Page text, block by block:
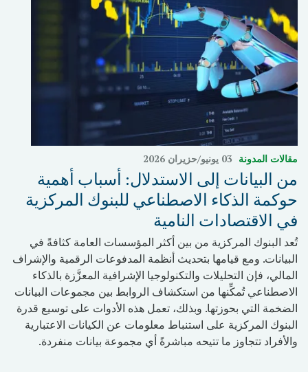
مقالات المدونة 03 يونيو/حزيران 2026
من البيانات إلى الاستدلال: أسباب أهمية
حوكمة الذكاء الاصطناعي للبنوك المركزية
في الاقتصادات النامية
تُعد البنوك المركزية من بين أكثر المؤسسات العامة كثافةً في
البيانات. ومع قيامها بتحديث أنظمة المدفوعات الرقمية والإشراف
المالي، فإن التحليلات والتكنولوجيا الإشرافية المعزَّزة بالذكاء
الاصطناعي تُمكِّنها من استكشاف الروابط بين مجموعات البيانات
الضخمة التي بحوزتها. وبذلك، تعمل هذه الأدوات على توسيع قدرة
البنوك المركزية على استنباط معلومات عن الكيانات الاعتبارية
والأفراد تتجاوز ما تتيحه مباشرةً أي مجموعة بيانات منفردة.